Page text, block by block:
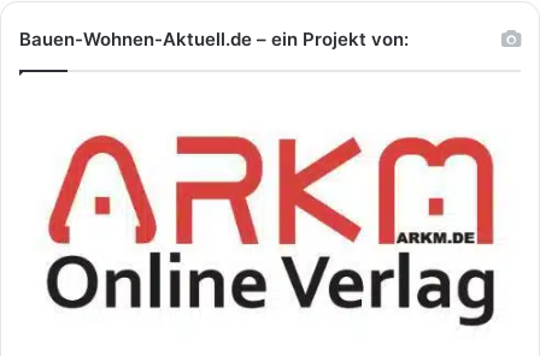
Bauen-Wohnen-Aktuell.de – ein Projekt von: